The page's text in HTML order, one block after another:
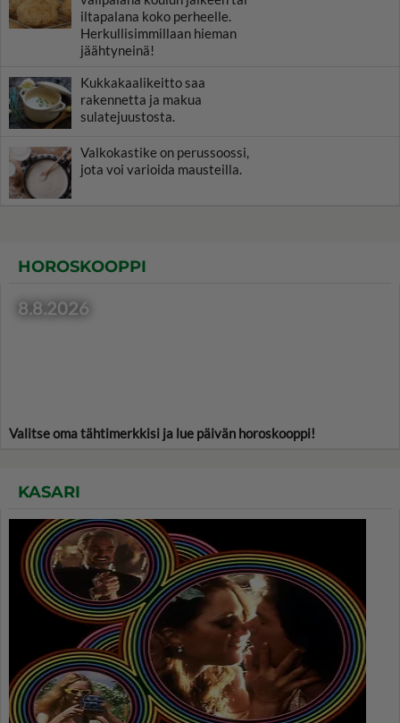
iltapalana koko perheelle.
Herkullisimmillaan hieman
jäähtyneinä!
Kukkakaalikeitto saa
rakennetta ja makua
sulatejuustosta.
Valkokastike on perussoossi,
jota voi varioida mausteilla.
HOROSKOOPPI
8.8.2026
Valitse oma tähtimerkkisi ja lue päivän horoskooppi!
KASARI